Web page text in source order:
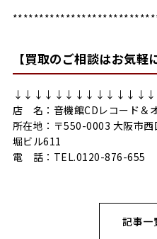
【買取のご相談はお気軽
店 名：音機館CDレコード＆
所在地：〒550-0003 大阪市
堀ビル611
電 話：TEL.0120-876-655
記事一